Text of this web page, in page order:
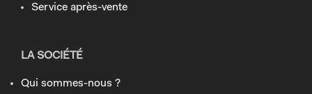
Service après-vente
LA SOCIÉTÉ
Qui sommes-nous ?